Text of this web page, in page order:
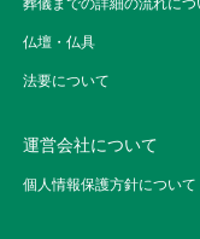
仏壇・仏具
法要について
運営会社について
個人情報保護方針について